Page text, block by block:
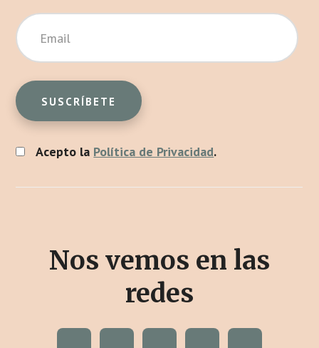
Acepto la Política de Privacidad.
Nos vemos en las
redes